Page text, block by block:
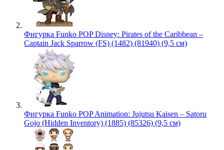
Фигурка Funko POP Disney: Pirates of the Caribbean –
Captain Jack Sparrow (FS) (1482) (81940) (9,5 см)
Фигурка Funko POP Animation: Jujutsu Kaisen – Satoru
Gojo (Hidden Inventory) (1885) (85326) (9,5 см)